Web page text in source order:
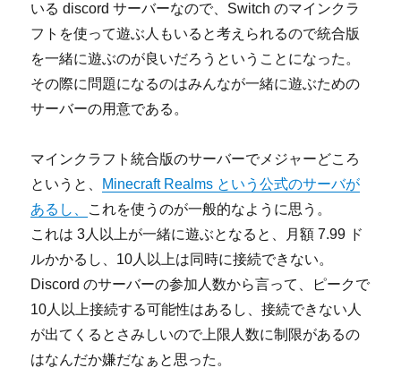
いる discord サーバーなので、Switch のマインクラ
フトを使って遊ぶ人もいると考えられるので統合版
を一緒に遊ぶのが良いだろうということになった。
その際に問題になるのはみんなが一緒に遊ぶための
サーバーの用意である。
マインクラフト統合版のサーバーでメジャーどころ
というと、 Minecraft Realms という公式のサーバが
あるし、 これを使うのが一般的なように思う。
これは 3人以上が一緒に遊ぶとなると、月額 7.99 ド
ルかかるし、10人以上は同時に接続できない。
Discord のサーバーの参加人数から言って、ピークで
10人以上接続する可能性はあるし、接続できない人
が出てくるとさみしいので上限人数に制限があるの
はなんだか嫌だなぁと思った。